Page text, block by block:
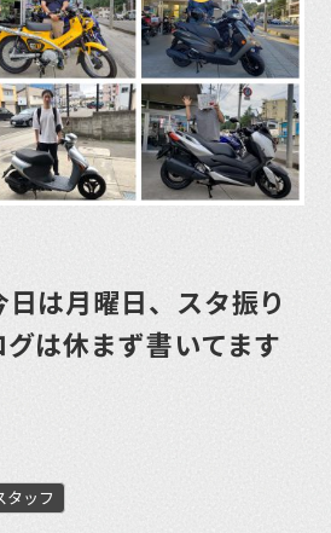
は月曜日、スタ振り
は休まず書いてます
タッフ